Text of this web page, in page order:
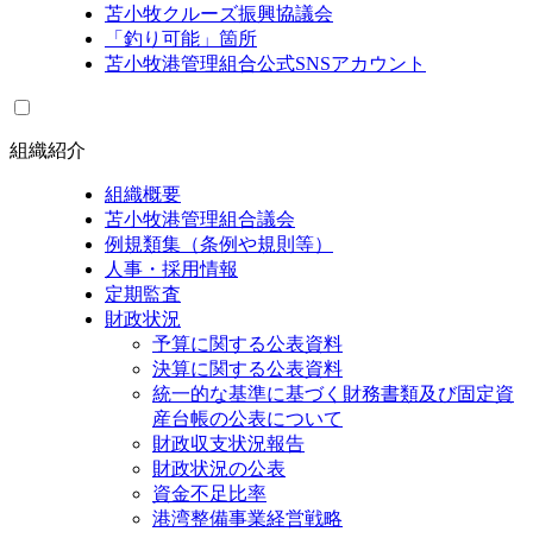
苫小牧クルーズ振興協議会
「釣り可能」箇所
苫小牧港管理組合公式SNSアカウント
組織紹介
組織概要
苫小牧港管理組合議会
例規類集（条例や規則等）
人事・採用情報
定期監査
財政状況
予算に関する公表資料
決算に関する公表資料
統一的な基準に基づく財務書類及び固定資
産台帳の公表について
財政収支状況報告
財政状況の公表
資金不足比率
港湾整備事業経営戦略